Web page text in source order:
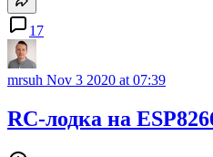
17
mrsuh Nov 3 2020 at 07:39
RC-лодка на